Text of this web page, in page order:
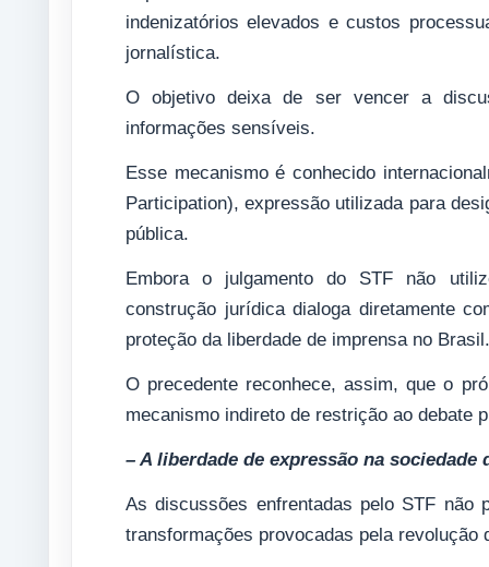
indenizatórios elevados e custos
jornalística.
O objetivo deixa de ser vencer a
informações sensíveis.
Esse mecanismo é conhecido
Participation), expressão utilizada para
pública.
Embora o julgamento do STF não
construção jurídica dialoga diretamente
proteção da liberdade de imprensa no Brasil.
O precedente reconhece, assim, que o
mecanismo indireto de restrição ao debate
– A liberdade de expressão na sociedade
As discussões enfrentadas pelo STF não
transformações provocadas pela revolução